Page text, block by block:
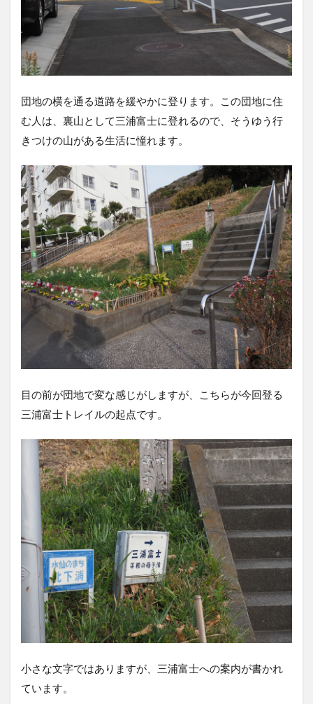
団地の横を通る道路を緩やかに登ります。この団地に住
む人は、裏山として三浦富士に登れるので、そうゆう行
きつけの山がある生活に憧れます。
目の前が団地で変な感じがしますが、こちらが今回登る
三浦富士トレイルの起点です。
小さな文字ではありますが、三浦富士への案内が書かれ
ています。